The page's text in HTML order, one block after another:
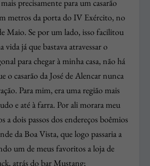
precisamente para um casarão
metros da porta do IV Exército, no
Maio. Se por um lado, isso facilitou
vida já que bastava atravessar o
para chegar à minha casa, não há
o casarão da José de Alencar nunca
Para mim, era uma região mais
e até à farra. Por ali morara meu
a dois passos dos endereços boêmios
da Boa Vista, que logo passaria a
um de meus favoritos a loja de
atrás do bar Mustang;